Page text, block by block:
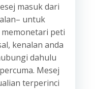
masuk dari
untuk
peti
kenalan anda
dahulu
Mesej
terperinci